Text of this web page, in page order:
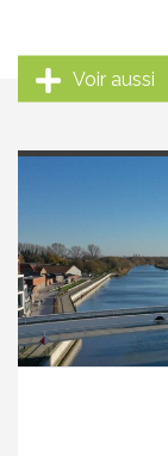
Voir aussi